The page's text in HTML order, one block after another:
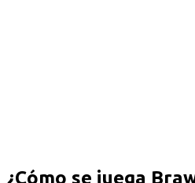
¿Cómo se juega